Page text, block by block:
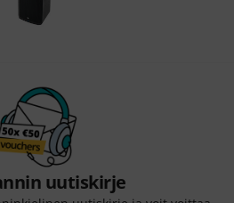
uutiskirje